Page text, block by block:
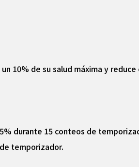
10% de su salud máxima y
durante 15 conteos de
temporizador.